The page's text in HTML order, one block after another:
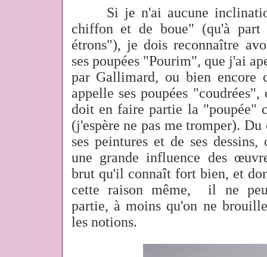
Si je n'ai aucune
chiffon et de boue" (qu'à
étrons"), je dois reconnaître
ses poupées "Pourim", que j'ai
par Gallimard, ou bien encore
appelle ses poupées "coudrées",
doit en faire partie la "poupée"
(j'espère ne pas me tromper). Du
ses peintures et de ses dessins,
une grande influence des
brut qu'il connaît fort bien, et
cette raison même, il ne
partie, à moins qu'on ne
les notions.